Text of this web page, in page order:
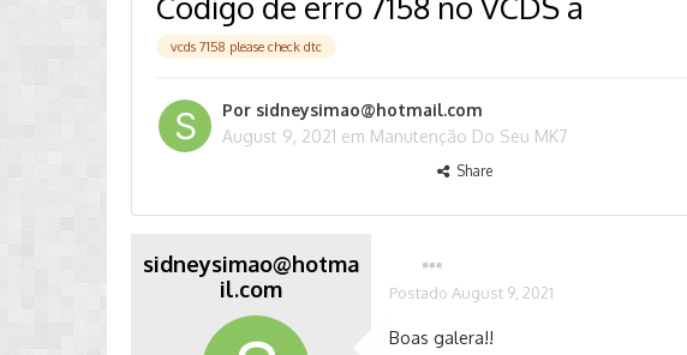
vcds 7158 please check dtc
Por sidneysimao@hotmail.com
August 9, 2021 em Manutenção Do Seu MK7
Share
sidneysimao@hotma
il.com
Postado August 9, 2021
Boas galera!!